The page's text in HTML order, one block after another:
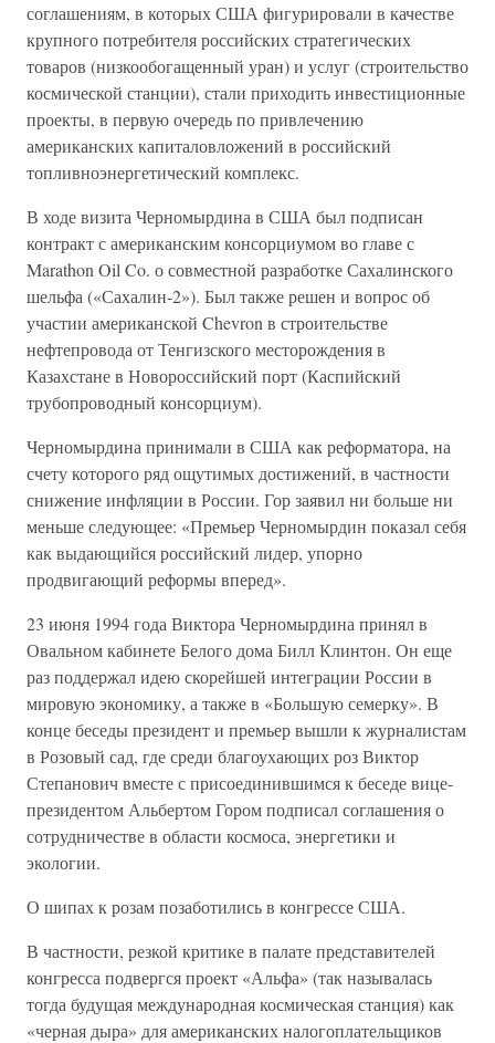
соглашениям, в которых США фигурировали в качестве
крупного потребителя российских стратегических
товаров (низкообогащенный уран) и услуг (строительство
космической станции), стали приходить инвестиционные
проекты, в первую очередь по привлечению
американских капиталовложений в российский
топливноэнергетический комплекс.
В ходе визита Черномырдина в США был подписан
контракт с американским консорциумом во главе с
Marathon Oil Co. о совместной разработке Сахалинского
шельфа («Сахалин-2»). Был также решен и вопрос об
участии американской Chevron в строительстве
нефтепровода от Тенгизского месторождения в
Казахстане в Новороссийский порт (Каспийский
трубопроводный консорциум).
Черномырдина принимали в США как реформатора, на
счету которого ряд ощутимых достижений, в частности
снижение инфляции в России. Гор заявил ни больше ни
меньше следующее: «Премьер Черномырдин показал себя
как выдающийся российский лидер, упорно
продвигающий реформы вперед».
23 июня 1994 года Виктора Черномырдина принял в
Овальном кабинете Белого дома Билл Клинтон. Он еще
раз поддержал идею скорейшей интеграции России в
мировую экономику, а также в «Большую семерку». В
конце беседы президент и премьер вышли к журналистам
в Розовый сад, где среди благоухающих роз Виктор
Степанович вместе с присоединившимся к беседе вице-
президентом Альбертом Гором подписал соглашения о
сотрудничестве в области космоса, энергетики и
экологии.
О шипах к розам позаботились в конгрессе США.
В частности, резкой критике в палате представителей
конгресса подвергся проект «Альфа» (так называлась
тогда будущая международная космическая станция) как
«черная дыра» для американских налогоплательщиков